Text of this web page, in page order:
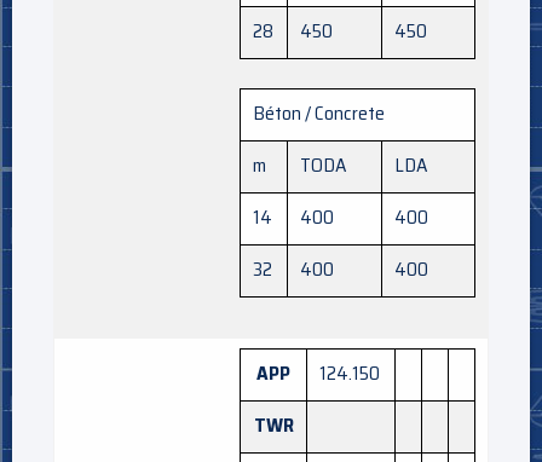
28
450 450
Béton / Concrete
m
TODA
LDA
14
400
400
32
400 400
APP
124.150
TWR